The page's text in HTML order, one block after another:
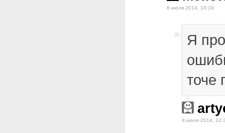
8 июля 2014, 10:19
Я
точе
8 июля 2014,